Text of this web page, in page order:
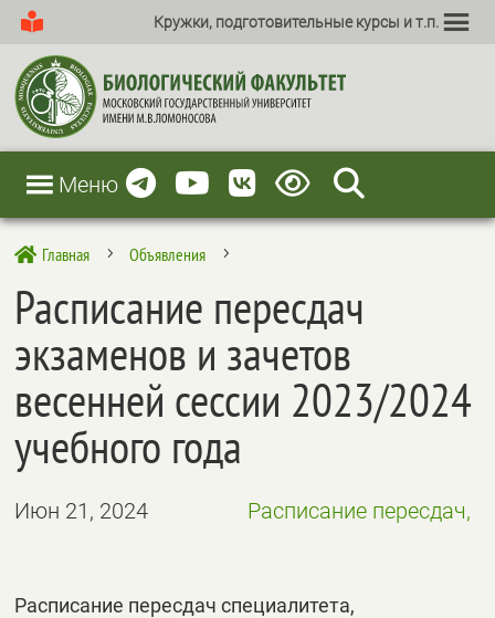
Кружки, подготовительные курсы и т.п.
Меню
 Главная 5 Объявления 5
Расписание пересдач
экзаменов и зачетов
весенней сессии 2023/2024
учебного года
Июн 21, 2024 Расписание пересдач,
Расписание пересдач специалитета,